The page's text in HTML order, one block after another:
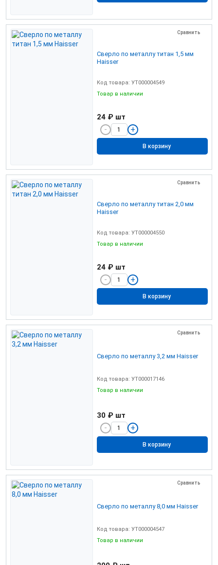
Сравнить
Сверло по металлу титан 1,5 мм
Haisser
Код товара: УТ000004549
Товар в наличии
24 ₽ шт
В корзину
Сравнить
Сверло по металлу титан 2,0 мм
Haisser
Код товара: УТ000004550
Товар в наличии
24 ₽ шт
В корзину
Сравнить
Сверло по металлу 3,2 мм Haisser
Код товара: УТ000017146
Товар в наличии
30 ₽ шт
В корзину
Сравнить
Сверло по металлу 8,0 мм Haisser
Код товара: УТ000004547
Товар в наличии